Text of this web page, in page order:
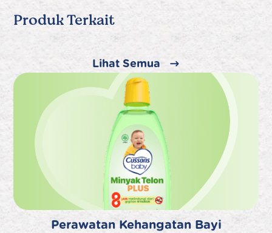
Produk Terkait
Lihat Semua
Perawatan Kehangatan Bayi